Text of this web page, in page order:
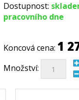
Dostupnost:
pracovního dne
Koncová cena:1
Množství: